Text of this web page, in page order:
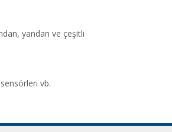
yandan ve çeşitli
vb.